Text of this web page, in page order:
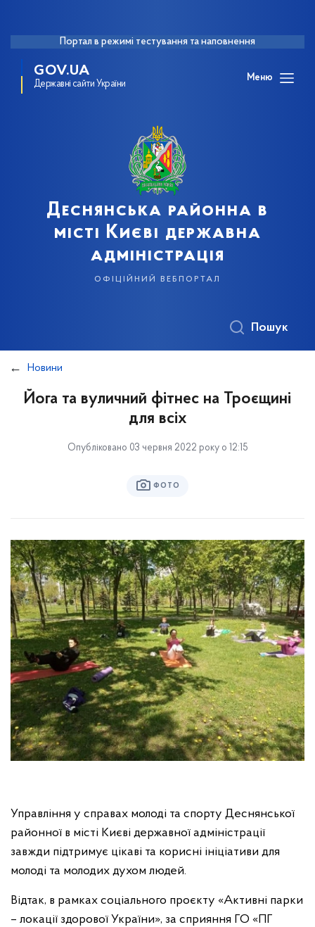
Портал в режимі тестування та наповнення
GOV.UA
Державні сайти України
Меню
Деснянська районна в
місті Києві державна
адміністрація
офіційний вебпортал
Пошук
Новини
Йога та вуличний фітнес на Троєщині
для всіх
Опубліковано 03 червня 2022 року о 12:15
ФОТО
Управління у справах молоді та спорту Деснянської
районної в місті Києві державної адміністрації
завжди підтримує цікаві та корисні ініціативи для
молоді та молодих духом людей.
Відтак, в рамках соціального проєкту «Активні парки
– локації здорової України», за сприяння ГО «ПГ